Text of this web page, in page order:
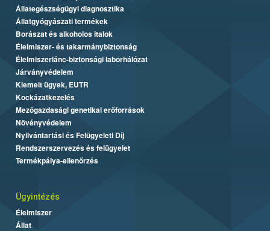
Állategészségügyi diagnosztika
Állatgyógyászati termékek
Borászat és alkoholos italok
Élelmiszer- és takarmánybiztonság
Élelmiszerlánc-biztonsági laborhálózat
Járványvédelem
Kiemelt ügyek, EUTR
Kockázatkezelés
Mezőgazdasági genetikai erőforrások
Növényvédelem
Nyilvántartási és Felügyeleti Díj
Rendszerszervezés és felügyelet
Termékpálya-ellenőrzés
Ügyintézés
Élelmiszer
Állat